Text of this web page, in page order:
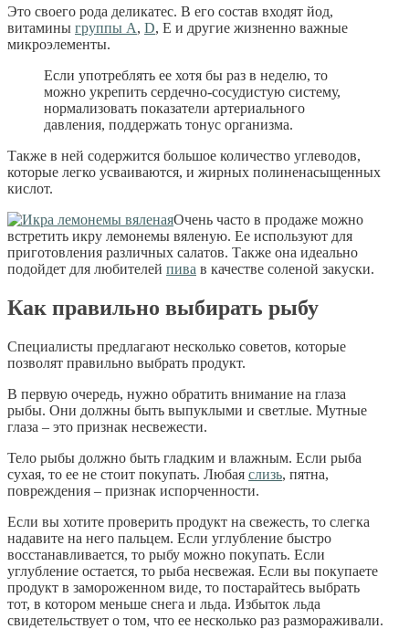
Это своего рода деликатес. В его состав входят йод,
витамины группы А, D, Е и другие жизненно важные
микроэлементы.
Если употреблять ее хотя бы раз в неделю, то
можно укрепить сердечно-сосудистую систему,
нормализовать показатели артериального
давления, поддержать тонус организма.
Также в ней содержится большое количество углеводов,
которые легко усваиваются, и жирных полиненасыщенных
кислот.
Очень часто в продаже можно
встретить икру лемонемы вяленую. Ее используют для
приготовления различных салатов. Также она идеально
подойдет для любителей пива в качестве соленой закуски.
Как правильно выбирать рыбу
Специалисты предлагают несколько советов, которые
позволят правильно выбрать продукт.
В первую очередь, нужно обратить внимание на глаза
рыбы. Они должны быть выпуклыми и светлые. Мутные
глаза – это признак несвежести.
Тело рыбы должно быть гладким и влажным. Если рыба
сухая, то ее не стоит покупать. Любая слизь, пятна,
повреждения – признак испорченности.
Если вы хотите проверить продукт на свежесть, то слегка
надавите на него пальцем. Если углубление быстро
восстанавливается, то рыбу можно покупать. Если
углубление остается, то рыба несвежая. Если вы покупаете
продукт в замороженном виде, то постарайтесь выбрать
тот, в котором меньше снега и льда. Избыток льда
свидетельствует о том, что ее несколько раз размораживали.